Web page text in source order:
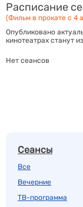
Расписание
(Фильм в прокате с 4
Опубликовано
кинотеатрах станут
Нет сеансов
Сеансы
Все
Вечерние
ТВ-программа